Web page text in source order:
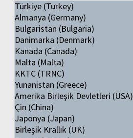
Türkiye (Turkey)
Almanya (Germany)
Bulgaristan (Bulgaria)
Danimarka (Denmark)
Kanada (Canada)
Malta (Malta)
KKTC (TRNC)
Yunanistan (Greece)
Amerika Birleşik Devletleri (USA)
Çin (China)
Japonya (Japan)
Birleşik Krallık (UK)